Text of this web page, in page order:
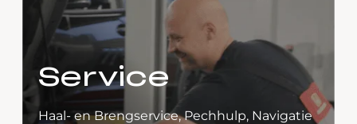
Service
Haal- en Brengservice, Pechhulp, Navigatie